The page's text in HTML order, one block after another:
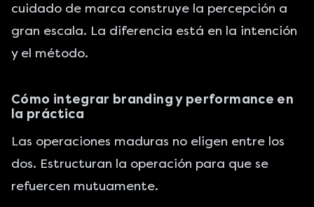
cuidado de marca construye la percepción a
gran escala. La diferencia está en la intención
y el método.
Cómo integrar branding y performance en
la práctica
Las operaciones maduras no eligen entre los
dos. Estructuran la operación para que se
refuercen mutuamente.